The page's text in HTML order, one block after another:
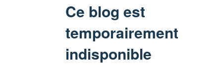
Ce blog est
temporairement
indisponible